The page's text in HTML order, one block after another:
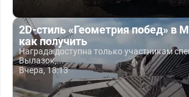
2D-стиль «Геометрия побед» в
как получить
Награда доступна только участникам
Вылазок,...
Вчера, 18:13